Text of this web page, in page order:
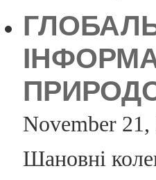
November
Шановні